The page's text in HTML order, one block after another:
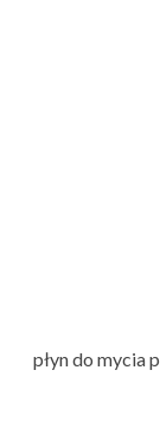
płyn do mycia